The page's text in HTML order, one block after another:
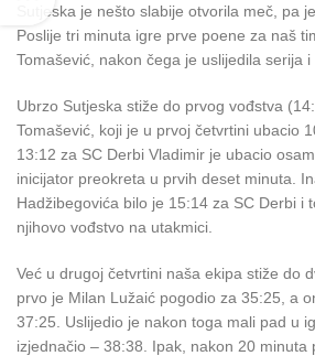
Sutjeska je nešto slabije otvorila meč, pa
Poslije tri minuta igre prve poene za naš
Tomašević, nakon čega je uslijedila serija i
Ubrzo Sutjeska stiže do prvog vođstva
Tomašević, koji je u prvoj četvrtini ubacio
13:12 za SC Derbi Vladimir je ubacio
inicijator preokreta u prvih deset minuta.
Hadžibegovića bilo je 15:14 za SC Derbi i
njihovo vođstvo na utakmici.
Već u drugoj četvrtini naša ekipa stiže do
prvo je Milan Lužaić pogodio za 35:25, a
37:25. Uslijedio je nakon toga mali pad u
izjednačio – 38:38. Ipak, nakon 20 minuta